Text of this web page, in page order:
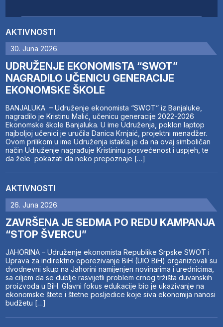
AKTIVNOSTI
30. Juna 2026.
UDRUŽENJE EKONOMISTA “SWOT”
NAGRADILO UČENICU GENERACIJE
EKONOMSKE ŠKOLE
BANJALUKA – Udruženje ekonomista “SWOT” iz Banjaluke,
nagradilo je Kristinu Malić, učenicu generacije 2022-2026
Ekonomske škole Banjaluka. U ime Udruženja, poklon laptop
najboljoj učenici je uručila Danica Krnjaić, projektni menadžer.
Ovom prilikom u ime Udruženja istakla je da na ovaj simboličan
način Udruženje nagrađuje Kristininu posvećenost i uspjeh, te
da žele pokazati da neko prepoznaje […]
AKTIVNOSTI
26. Juna 2026.
ZAVRŠENA JE SEDMA PO REDU KAMPANJA
“STOP ŠVERCU”
JAHORINA – Udruženje ekonomista Republike Srpske SWOT i
Uprava za indirektno oporezivanje BiH (UIO BiH) organizovali su
dvodnevni skup na Jahorini namijenjen novinarima i urednicima,
sa ciljem da se dublje rasvijetli problem crnog tržišta duvanskih
proizvoda u BiH. Glavni fokus edukacije bio je ukazivanje na
ekonomske štete i štetne posljedice koje siva ekonomija nanosi
budžetu […]